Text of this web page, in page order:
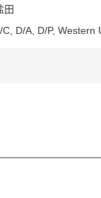
田
C, D/A, D/P, Western